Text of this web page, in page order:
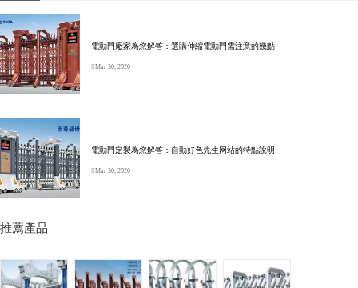
電動門廠家為您解答：選購伸縮電動門需注意的幾點
Mar 30, 2020
電動門定製為您解答：自動好色先生网站的特點說明
Mar 30, 2020
推薦產品